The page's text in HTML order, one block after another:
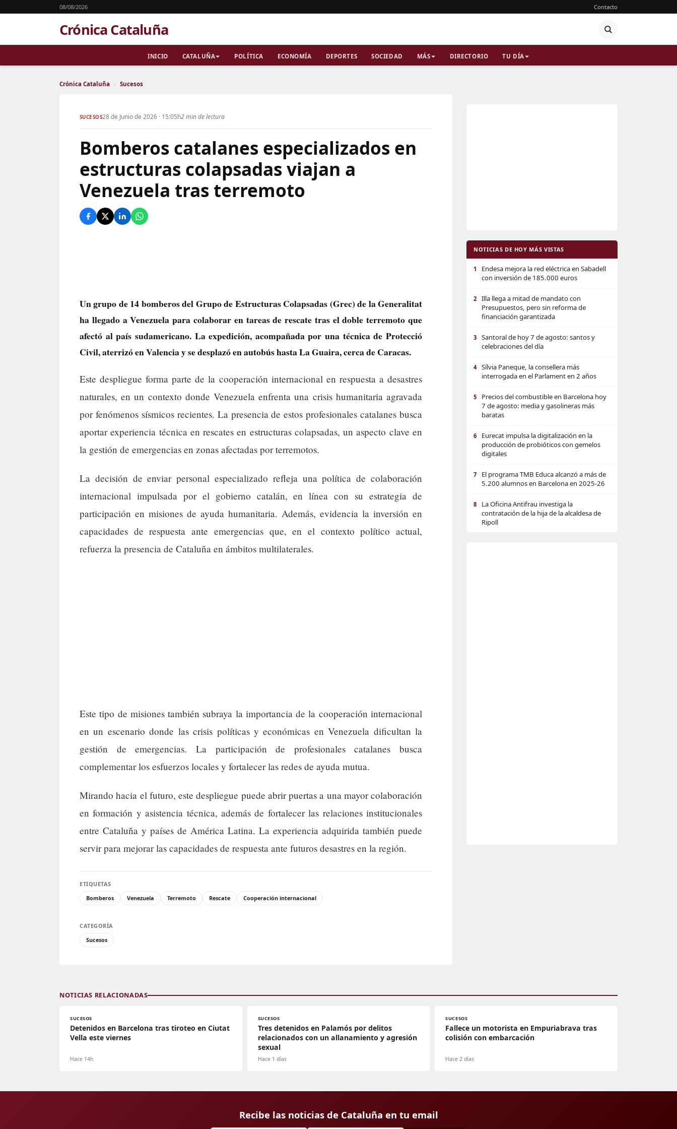
08/08/2026 Contacto
Crónica Cataluña
INICIO CATALUÑA POLÍTICA ECONOMÍA DEPORTES SOCIEDAD MÁS DIRECTORIO TU DÍA
Crónica Cataluña › Sucesos
SUCESOS28 de Junio de 2026 · 15:05h2 min de lectura
Bomberos catalanes especializados en
estructuras colapsadas viajan a
Venezuela tras terremoto
Un grupo de 14 bomberos del Grupo de Estructuras Colapsadas (Grec) de la Generalitat
ha llegado a Venezuela para colaborar en tareas de rescate tras el doble terremoto que
afectó al país sudamericano. La expedición, acompañada por una técnica de Protecció
Civil, aterrizó en Valencia y se desplazó en autobús hasta La Guaira, cerca de Caracas.
Este despliegue forma parte de la cooperación internacional en respuesta a desastres
naturales, en un contexto donde Venezuela enfrenta una crisis humanitaria agravada
por fenómenos sísmicos recientes. La presencia de estos profesionales catalanes busca
aportar experiencia técnica en rescates en estructuras colapsadas, un aspecto clave en
la gestión de emergencias en zonas afectadas por terremotos.
La decisión de enviar personal especializado refleja una política de colaboración
internacional impulsada por el gobierno catalán, en línea con su estrategia de
participación en misiones de ayuda humanitaria. Además, evidencia la inversión en
capacidades de respuesta ante emergencias que, en el contexto político actual,
refuerza la presencia de Cataluña en ámbitos multilaterales.
Este tipo de misiones también subraya la importancia de la cooperación internacional
en un escenario donde las crisis políticas y económicas en Venezuela dificultan la
gestión de emergencias. La participación de profesionales catalanes busca
complementar los esfuerzos locales y fortalecer las redes de ayuda mutua.
Mirando hacia el futuro, este despliegue puede abrir puertas a una mayor colaboración
en formación y asistencia técnica, además de fortalecer las relaciones institucionales
entre Cataluña y países de América Latina. La experiencia adquirida también puede
servir para mejorar las capacidades de respuesta ante futuros desastres en la región.
ETIQUETAS
Bomberos
Venezuela Terremoto Rescate Cooperación internacional
CATEGORÍA
Sucesos
NOTICIAS DE HOY MÁS VISTAS
1
Endesa mejora la red eléctrica en Sabadell
con inversión de 185.000 euros
2
Illa llega a mitad de mandato con
Presupuestos, pero sin reforma de
financiación garantizada
3
Santoral de hoy 7 de agosto: santos y
celebraciones del día
4
Sílvia Paneque, la consellera más
interrogada en el Parlament en 2 años
5
Precios del combustible en Barcelona hoy
7 de agosto: media y gasolineras más
baratas
6
Eurecat impulsa la digitalización en la
producción de probióticos con gemelos
digitales
7
El programa TMB Educa alcanzó a más de
5.200 alumnos en Barcelona en 2025-26
8
La Oficina Antifrau investiga la
contratación de la hija de la alcaldesa de
Ripoll
NOTICIAS RELACIONADAS
SUCESOS
Detenidos en Barcelona tras tiroteo en Ciutat
Vella este viernes
Hace 14h
SUCESOS
Tres detenidos en Palamós por delitos
relacionados con un allanamiento y agresión
sexual
Hace 1 días
SUCESOS
Fallece un motorista en Empuriabrava tras
colisión con embarcación
Hace 2 días
Recibe las noticias de Cataluña en tu email